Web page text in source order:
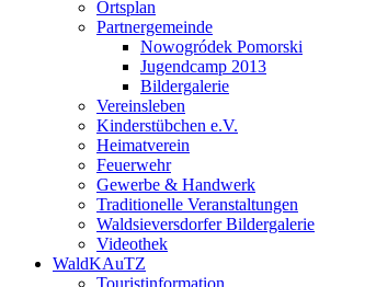
Ortsplan
Partnergemeinde
Nowogródek Pomorski
Jugendcamp 2013
Bildergalerie
Vereinsleben
Kinderstübchen e.V.
Heimatverein
Feuerwehr
Gewerbe & Handwerk
Traditionelle Veranstaltungen
Waldsieversdorfer Bildergalerie
Videothek
WaldKAuTZ
Touristinformation